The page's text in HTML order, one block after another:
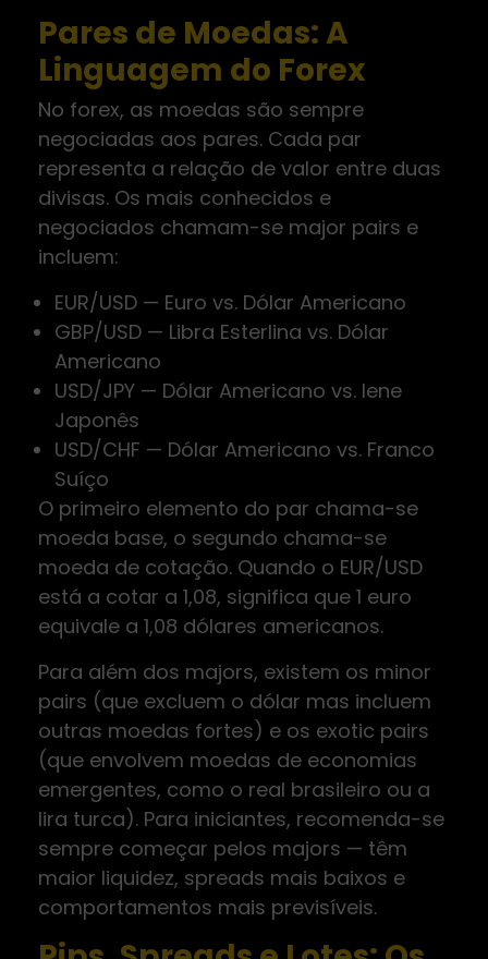
Pares de Moedas: A
Linguagem do Forex
No forex, as moedas são sempre
negociadas aos pares. Cada par
representa a relação de valor entre duas
divisas. Os mais conhecidos e
negociados chamam-se major pairs e
incluem:
EUR/USD — Euro vs. Dólar Americano
GBP/USD — Libra Esterlina vs. Dólar
Americano
USD/JPY — Dólar Americano vs. Iene
Japonês
USD/CHF — Dólar Americano vs. Franco
Suíço
O primeiro elemento do par chama-se
moeda base, o segundo chama-se
moeda de cotação. Quando o EUR/USD
está a cotar a 1,08, significa que 1 euro
equivale a 1,08 dólares americanos.
Para além dos majors, existem os minor
pairs (que excluem o dólar mas incluem
outras moedas fortes) e os exotic pairs
(que envolvem moedas de economias
emergentes, como o real brasileiro ou a
lira turca). Para iniciantes, recomenda-se
sempre começar pelos majors — têm
maior liquidez, spreads mais baixos e
comportamentos mais previsíveis.